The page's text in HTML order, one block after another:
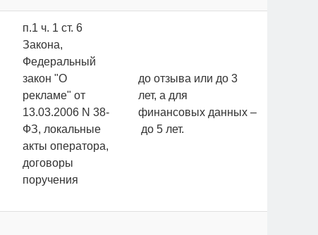
п.1 ч. 1 ст. 6
Закона,
Федеральный
закон "О
рекламе" от
13.03.2006 N 38-
ФЗ, локальные
акты оператора,
договоры
поручения
до отзыва или до 3
лет, а для
финансовых данных –
до 5 лет.